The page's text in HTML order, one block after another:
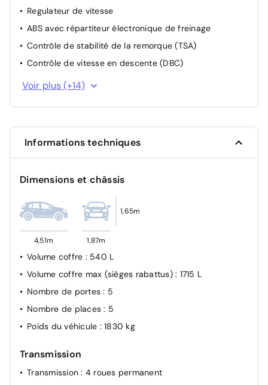
Regulateur de vitesse
ABS avec répartiteur électronique de freinage
Contrôle de stabilité de la remorque (TSA)
Contrôle de vitesse en descente (DBC)
Régulateur de couple et assistance au contre-
braquage (VSM)
Assistance au démarrage en côte (HAC)
Allumage automatique des feux
Projecteurs antibrouillard AR
Système de surveillance de la pression des pneus
Allumage automatique des projecteurs
Contrôle de la pression des pneumatiques
Capteur de pluie
(HBA)
Airbags rideaux
Airbag passager désactivable
Contrôle électronique de la trajectoire (ESC)
Contrôle de vitesse en descente
Voir plus (+14)
Informations techniques
Dimensions et châssis
4,51m 1,87m
1,65m
Volume coffre : 540 L
Volume coffre max (sièges rabattus) : 1715 L
Nombre de portes: 5
Nombre de places: 5
Poids du véhicule : 1830 kg
Transmission
Transmission: 4 roues permanent